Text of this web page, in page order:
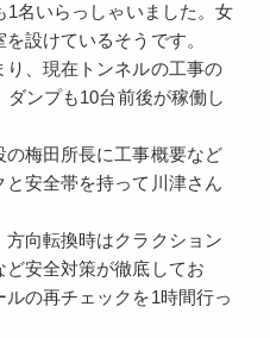
1名いらっしゃいました。女
設けているそうです。
、現在トンネルの工事の
ンプも10台前後が稼働し
の梅田所長に工事概要など
安全帯を持って川津さん
方向転換時はクラクション
安全対策が徹底してお
の再チェックを1時間行っ